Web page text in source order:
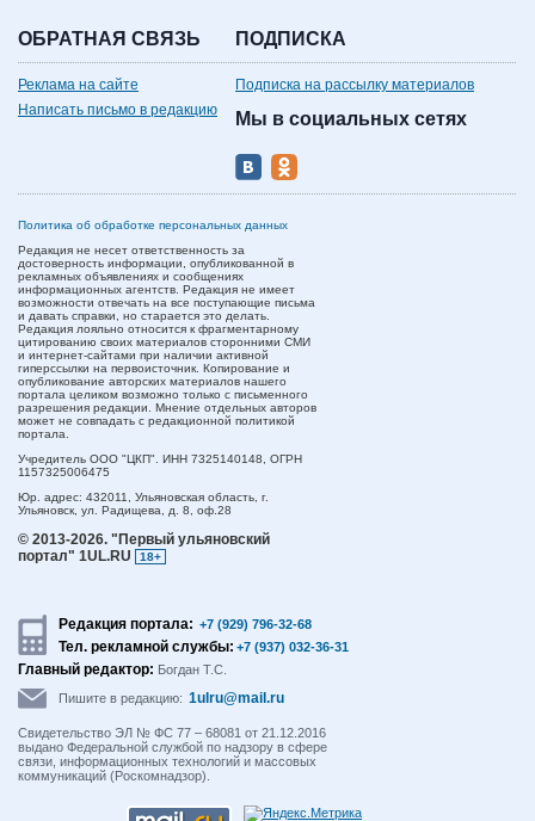
ОБРАТНАЯ СВЯЗЬ
Реклама на сайте
Написать письмо в редакцию
ПОДПИСКА
Подписка на рассылку материалов
Мы в социальных сетях
Политика об обработке персональных данных
Редакция не несет ответственность за
достоверность информации, опубликованной в
рекламных объявлениях и сообщениях
информационных агентств. Редакция не имеет
возможности отвечать на все поступающие письма
и давать справки, но старается это делать.
Редакция лояльно относится к фрагментарному
цитированию своих материалов сторонними СМИ
и интернет-сайтами при наличии активной
гиперссылки на первоисточник. Копирование и
опубликование авторских материалов нашего
портала целиком возможно только с письменного
разрешения редакции. Мнение отдельных авторов
может не совпадать с редакционной политикой
портала.
Учредитель ООО "ЦКП". ИНН 7325140148, ОГРН
1157325006475
Юр. адрес: 432011, Ульяновская область, г.
Ульяновск, ул. Радищева, д. 8, оф.28
© 2013-2026. "Первый ульяновский
портал" 1UL.RU
18+
Редакция портала: +7 (929) 796-32-68
Тел. рекламной службы: +7 (937) 032-36-31
Главный редактор: Богдан Т.С.
Пишите в редакцию: 1ulru@mail.ru
Свидетельство ЭЛ № ФС 77 – 68081 от 21.12.2016
выдано Федеральной службой по надзору в сфере
связи, информационных технологий и массовых
коммуникаций (Роскомнадзор).